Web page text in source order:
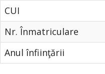
CUI
Nr. Înmatriculare
Anul înfiinţării